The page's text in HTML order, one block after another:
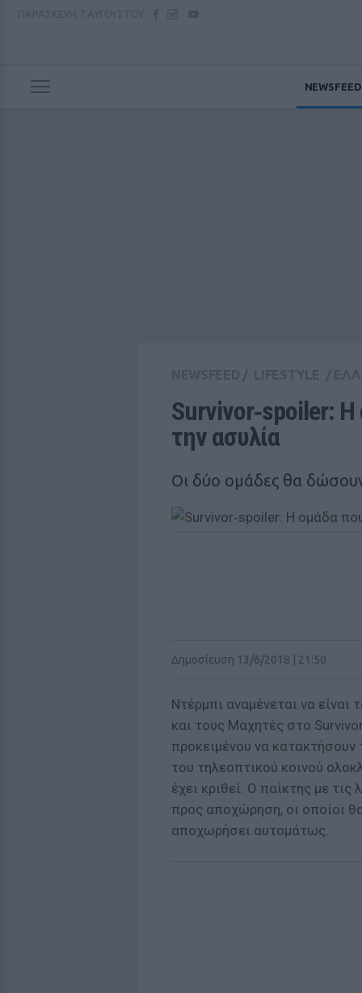
NEWSFEED
Survivor‑spoiler: Η
την ασυλία
Οι δύο ομάδες θα
Δημοσίευση 13/6/2018 | 21:50
Ντέρμπι αναμένεται να
και τους Μαχητές στο
προκειμένου να
του τηλεοπτικού κοινού
έχει κριθεί. Ο παίκτης με
προς αποχώρηση, οι οποίοι
αποχωρήσει αυτομάτως.